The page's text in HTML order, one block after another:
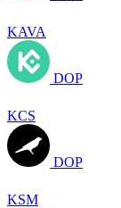
KAVA
DOP
KCS
DOP
KSM